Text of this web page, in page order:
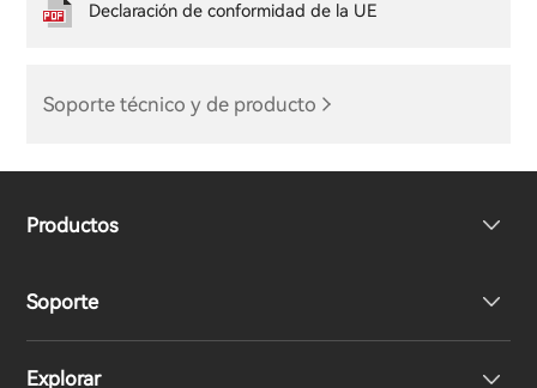
Soporte técnico y de producto
Declaración de conformidad de la UE
Productos
Auriculares
Soporte
Explorar